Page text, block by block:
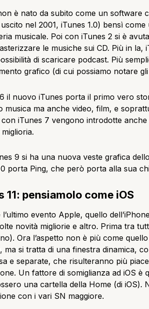
è nato da subito come un software
nel 2001, iTunes 1.0) bensì
musicale. Poi con iTunes 2 si è
le musiche sui CD. Più in
di scaricare podcast. Più
grafico (di cui possiamo notare
il nuovo iTunes porta il primo vero
musica ma anche video, film, e
iTunes 7 vengono introdotte anche
9 si ha una nuova veste grafica
porta Ping, che però porta alla sua
11: pensiamolo come iOS
l’ultimo evento Apple, quello
novità migliorie e altro. Prima tra
Ora l’aspetto non è più come
ma si tratta di una finestra dinamica,
e separate, che risulteranno più
Un fattore di somiglianza ad iOS
una cartella della Home (di iOS).
con i vari SN maggiore.